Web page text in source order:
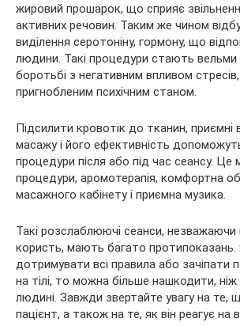
жировий прошарок, що сприяє
активних речовин. Таким же чином
виділення серотоніну, гормону, що
людини. Такі процедури стають вельми
боротьбі з негативним впливом
пригнобленим психічним станом.
Підсилити кровотік до тканин, приємні
масажу і його ефективність
процедури після або під час сеансу.
процедури, аромотерапія, комфортна
масажного кабінету і приємна музика.
Такі розслаблюючі сеанси, незважаючи
користь, мають багато
дотримувати всі правила або зачіпати
на тілі, то можна більше нашкодити,
людині. Завжди звертайте увагу на те,
пацієнт, а також на те, як він реагує на